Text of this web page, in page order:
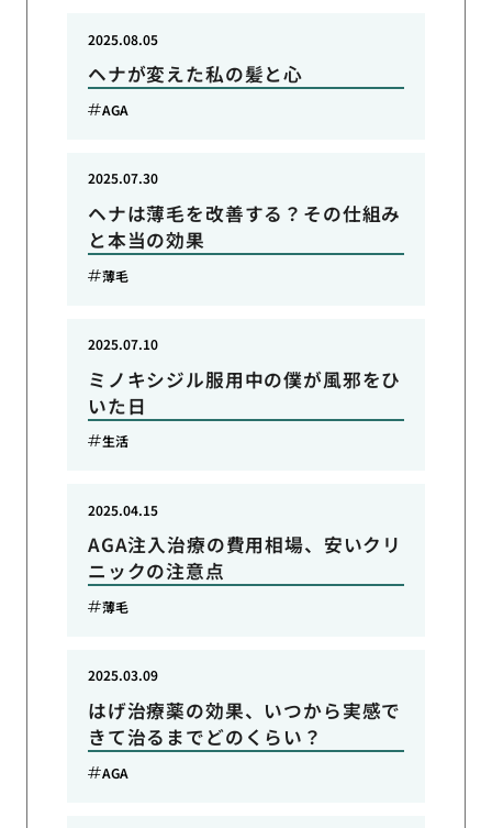
ヘナが変えた私の髪と心
2025.08.05
AGA
ヘナは薄毛を改善する？その仕組み
と本当の効果
2025.07.30
薄毛
ミノキシジル服用中の僕が風邪をひ
いた日
2025.07.10
生活
AGA注入治療の費用相場、安いクリ
ニックの注意点
2025.04.15
薄毛
はげ治療薬の効果、いつから実感で
きて治るまでどのくらい？
2025.03.09
AGA